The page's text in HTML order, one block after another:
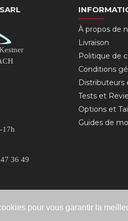
pour vous garantir la
17h
36 49
À propos de
Livraison
Politique de
Conditions
Distributeurs
Tests et
Options et
Guides de
Tous droits réservés